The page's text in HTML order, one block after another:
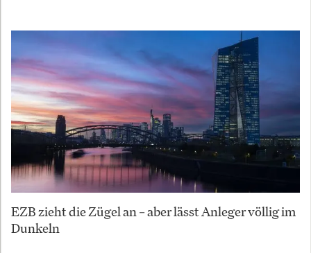
EZB zieht die Zügel an – aber lässt Anleger völlig im
Dunkeln